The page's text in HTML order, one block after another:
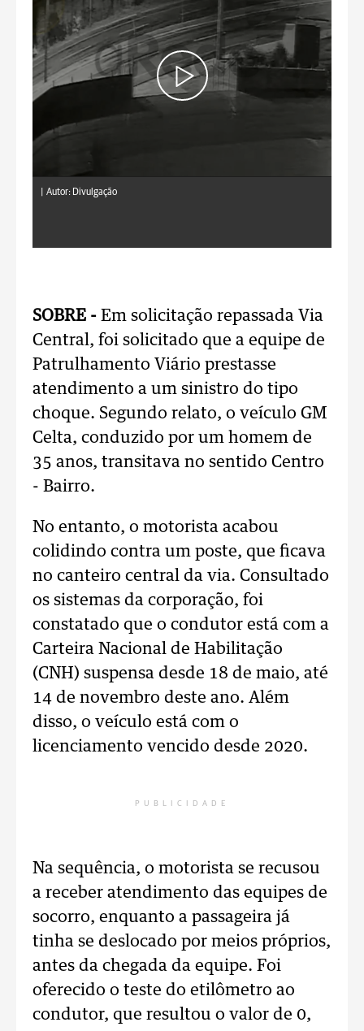
Autor: Divulgação
SOBRE - Em solicitação repassada Via
Central, foi solicitado que a equipe de
Patrulhamento Viário prestasse
atendimento a um sinistro do tipo
choque. Segundo relato, o veículo GM
Celta, conduzido por um homem de
35 anos, transitava no sentido Centro
- Bairro.
No entanto, o motorista acabou
colidindo contra um poste, que ficava
no canteiro central da via. Consultado
os sistemas da corporação, foi
constatado que o condutor está com a
Carteira Nacional de Habilitação
(CNH) suspensa desde 18 de maio, até
14 de novembro deste ano. Além
disso, o veículo está com o
licenciamento vencido desde 2020.
PUBLICIDADE
Na sequência, o motorista se recusou
a receber atendimento das equipes de
socorro, enquanto a passageira já
tinha se deslocado por meios próprios,
antes da chegada da equipe. Foi
oferecido o teste do etilômetro ao
condutor, que resultou o valor de 0,